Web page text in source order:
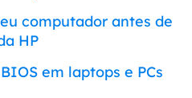
computador antes de
HP
em laptops e PCs